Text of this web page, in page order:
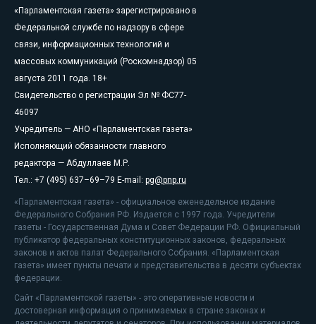
«Парламентская газета» зарегистрировано в
Федеральной службе по надзору в сфере
связи, информационных технологий и
массовых коммуникаций (Роскомнадзор) 05
августа 2011 года. 18+
Свидетельство о регистрации Эл № ФС77-
46097
Учредитель — АНО «Парламентская газета»
Исполняющий обязанности главного
редактора — Абдуллаев М.Р.
Тел.: +7 (495) 637–69–79 E-mail: pg@pnp.ru
«Парламентская газета» - официальное еженедельное издание
Федерального Собрания РФ. Издается с 1997 года. Учредители
газеты - Государственная Дума и Совет Федерации РФ. Официальный
публикатор федеральных конституционных законов, федеральных
законов и актов палат Федерального Собрания. «Парламентская
газета» имеет пункты печати и представительства в десяти субъектах
федерации.
Сайт «Парламентской газеты» - это оперативные новости и
достоверная информация о принимаемых в стране законах и